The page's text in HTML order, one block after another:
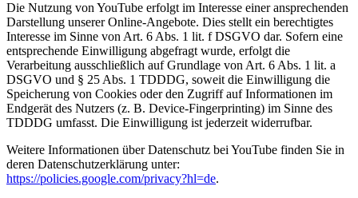
Die Nutzung von YouTube erfolgt im Interesse einer ansprechenden
Darstellung unserer Online-Angebote. Dies stellt ein berechtigtes
Interesse im Sinne von Art. 6 Abs. 1 lit. f DSGVO dar. Sofern eine
entsprechende Einwilligung abgefragt wurde, erfolgt die
Verarbeitung ausschließlich auf Grundlage von Art. 6 Abs. 1 lit. a
DSGVO und § 25 Abs. 1 TDDDG, soweit die Einwilligung die
Speicherung von Cookies oder den Zugriff auf Informationen im
Endgerät des Nutzers (z. B. Device-Fingerprinting) im Sinne des
TDDDG umfasst. Die Einwilligung ist jederzeit widerrufbar.
Weitere Informationen über Datenschutz bei YouTube finden Sie in
deren Datenschutzerklärung unter:
https://policies.google.com/privacy?hl=de.